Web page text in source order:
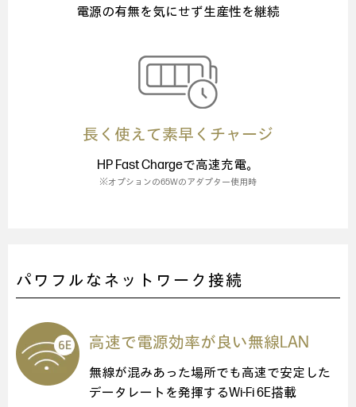
電源の有無を気にせず生産性を継続
長く使えて素早くチャージ
HP Fast Chargeで高速充電。
※オプションの65Wのアダプター使用時
パワフルなネットワーク接続
高速で電源効率が良い無線LAN
無線が混みあった場所でも高速で安定した
データレートを発揮するWi-Fi 6E搭載